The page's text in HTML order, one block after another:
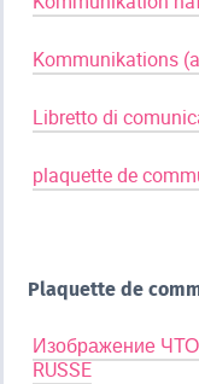
Kommunikations
Libretto di
plaquette de
Plaquette de
Изображение
RUSSE